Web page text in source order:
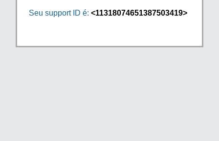
Seu support ID é: <11318074651387503419>